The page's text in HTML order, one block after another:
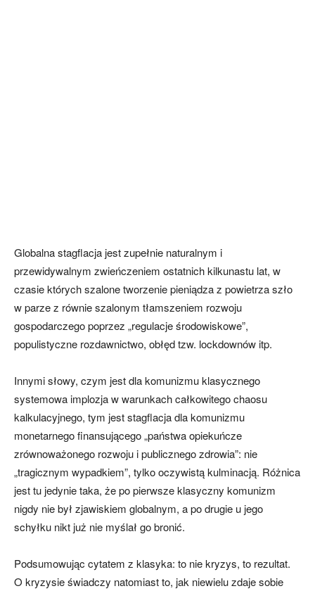
Globalna stagflacja jest zupełnie naturalnym i
przewidywalnym zwieńczeniem ostatnich kilkunastu lat, w
czasie których szalone tworzenie pieniądza z powietrza szło
w parze z równie szalonym tłamszeniem rozwoju
gospodarczego poprzez „regulacje środowiskowe”,
populistyczne rozdawnictwo, obłęd tzw. lockdownów itp.
Innymi słowy, czym jest dla komunizmu klasycznego
systemowa implozja w warunkach całkowitego chaosu
kalkulacyjnego, tym jest stagflacja dla komunizmu
monetarnego finansującego „państwa opiekuńcze
zrównoważonego rozwoju i publicznego zdrowia”: nie
„tragicznym wypadkiem”, tylko oczywistą kulminacją. Różnica
jest tu jedynie taka, że po pierwsze klasyczny komunizm
nigdy nie był zjawiskiem globalnym, a po drugie u jego
schyłku nikt już nie myślał go bronić.
Podsumowując cytatem z klasyka: to nie kryzys, to rezultat.
O kryzysie świadczy natomiast to, jak niewielu zdaje sobie